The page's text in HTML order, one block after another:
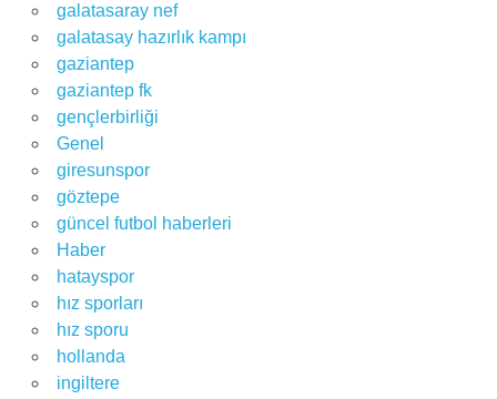
galatasaray nef
galatasay hazırlık kampı
gaziantep
gaziantep fk
gençlerbirliği
Genel
giresunspor
göztepe
güncel futbol haberleri
Haber
hatayspor
hız sporları
hız sporu
hollanda
ingiltere